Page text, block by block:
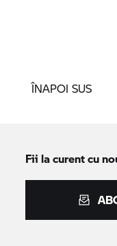
ÎNAPOI SUS
Fii la curent cu